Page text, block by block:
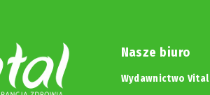
Nasze biuro
Wydawnictwo Vital